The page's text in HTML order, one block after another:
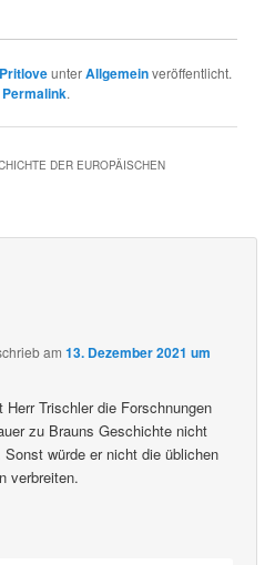
unterAllgemeinveröffentlicht.
Permalink.
DER EUROPÄISCHEN
am13. Dezember 2021 um
Herr Trischler die Forschnungen
zu Brauns Geschichte nicht
Sonst würde er nicht die üblichen
verbreiten.